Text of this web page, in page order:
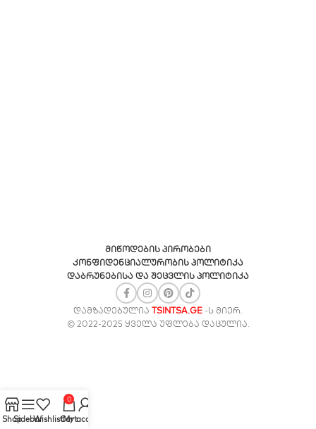
მიწოდების პირობები
კონფიდენციალურობის პოლიტიკა
დაბრუნებისა და შეცვლის პოლიტიკა
ᲓᲐᲛᲖᲐᲓᲔᲑᲣᲚᲘᲐ TSINTSA.GE -Ს ᲛᲘᲔᲠ.
© 2022-2025 ᲧᲕᲔᲚᲐ ᲣᲤᲚᲔᲑᲐ ᲓᲐᲪᲣᲚᲘᲐ.
ShopSidebarWishlist
0
Cart
My account